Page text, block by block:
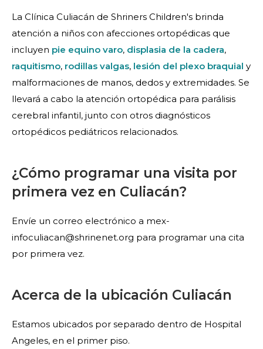
La Clínica Culiacán de Shriners Children's brinda
atención a niños con afecciones ortopédicas que
incluyen pie equino varo, displasia de la cadera,
raquitismo, rodillas valgas, lesión del plexo braquial y
malformaciones de manos, dedos y extremidades. Se
llevará a cabo la atención ortopédica para parálisis
cerebral infantil, junto con otros diagnósticos
ortopédicos pediátricos relacionados.
¿Cómo programar una visita por
primera vez en Culiacán?
Envíe un correo electrónico a mex-
infoculiacan@shrinenet.org para programar una cita
por primera vez.
Acerca de la ubicación Culiacán
Estamos ubicados por separado dentro de Hospital
Angeles, en el primer piso.